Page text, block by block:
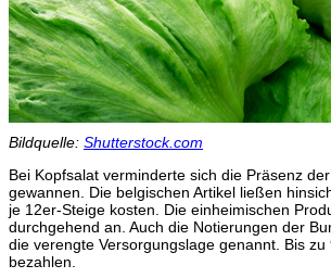
Bildquelle: Shutterstock.com
Bei Kopfsalat verminderte sich die Präsenz
gewannen. Die belgischen Artikel ließen
je 12er-Steige kosten. Die einheimischen
durchgehend an. Auch die Notierungen der
die verengte Versorgungslage genannt. Bis
bezahlen.